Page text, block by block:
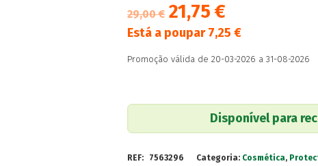
29,00€ 21,75€
Está a poupar7,25€
Promoção válida de 20-03-2026 a 31-08-2026
Disponível para
REF: 7563296 Categoria: Cosmética,